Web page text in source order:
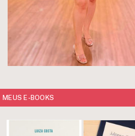
MEUS E-BOOKS